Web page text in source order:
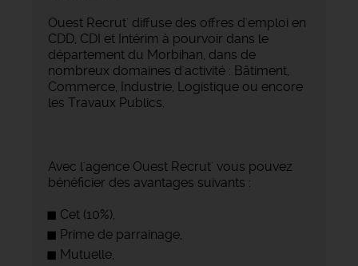
Ouest Recrut' diffuse des offres d'emploi en
CDD, CDI et Intérim à pourvoir dans le
département du Morbihan, dans de
nombreux domaines d'activité : Bâtiment,
Commerce, Industrie, Logistique ou encore
les Travaux Publics.
Avec l'agence Ouest Recrut' vous pouvez
bénéficier des avantages suivants :
Cet (10%),
Prime de parrainage,
Mutuelle,